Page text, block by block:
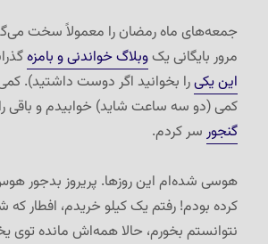
جمعه‌های ماه رمضان را معمولاً سخت
مرور بایگانی یکوبلاگ خواندنی و بامزه
این یکیرا بخوانید اگر دوست داشتید).
کمی (دو سه ساعت شاید) خوابیدم و باقی
گنجور سر کردم.
هوسی شده‌ام این روزها. پریروز بدجور
کرده بودم! رفتم یک کیلو خریدم، افطار که
نتوانستم بخورم، حالا همه‌اش مانده توی